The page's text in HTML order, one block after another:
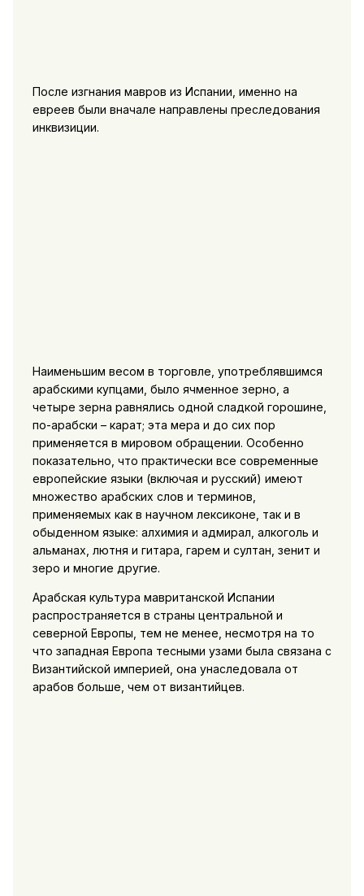
После изгнания мавров из Испании, именно на
евреев были вначале направлены преследования
инквизиции.
Наименьшим весом в торговле, употреблявшимся
арабскими купцами, было ячменное зерно, а
четыре зерна равнялись одной сладкой горошине,
по-арабски – карат; эта мера и до сих пор
применяется в мировом обращении. Особенно
показательно, что практически все современные
европейские языки (включая и русский) имеют
множество арабских слов и терминов,
применяемых как в научном лексиконе, так и в
обыденном языке: алхимия и адмирал, алкоголь и
альманах, лютня и гитара, гарем и султан, зенит и
зеро и многие другие.
Арабская культура мавританской Испании
распространяется в страны центральной и
северной Европы, тем не менее, несмотря на то
что западная Европа тесными узами была связана с
Византийской империей, она унаследовала от
арабов больше, чем от византийцев.